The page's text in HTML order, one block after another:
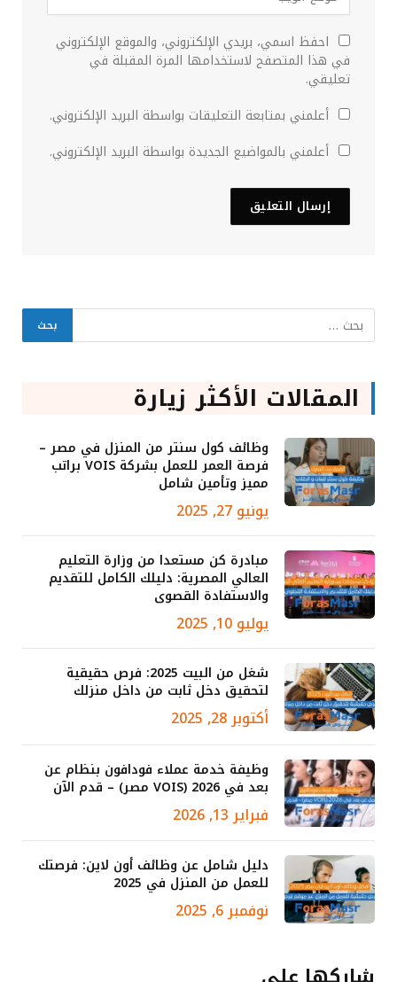
احفظ اسمي، بريدي الإلكتروني، والموقع الإلكتروني
في هذا المتصفح لاستخدامها المرة المقبلة في
تعليقي.
أعلمني بمتابعة التعليقات بواسطة البريد الإلكتروني.
أعلمني بالمواضيع الجديدة بواسطة البريد الإلكتروني.
المقالات الأكثر زيارة
وظائف كول سنتر من المنزل في مصر –
فرصة العمر للعمل بشركة VOIS براتب
مميز وتأمين شامل
يونيو 27, 2025
مبادرة كن مستعدا من وزارة التعليم
العالي المصرية: دليلك الكامل للتقديم
والاستفادة القصوى
يوليو 10, 2025
شغل من البيت 2025: فرص حقيقية
لتحقيق دخل ثابت من داخل منزلك
أكتوبر 28, 2025
وظيفة خدمة عملاء فودافون بنظام عن
بعد في 2026 (VOIS مصر) – قدم الآن
فبراير 13, 2026
دليل شامل عن وظائف أون لاين: فرصتك
للعمل من المنزل في 2025
نوفمبر 6, 2025